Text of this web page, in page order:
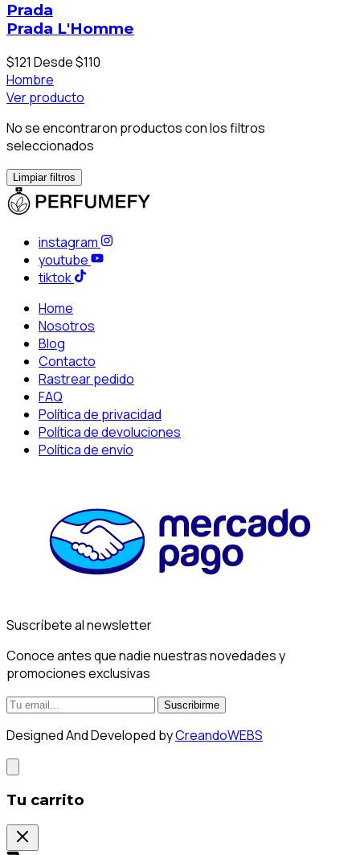
Prada
Prada L'Homme
$121 Desde $110
Hombre
Ver producto
No se encontraron productos con los filtros
seleccionados
Limpiar filtros
instagram
youtube
tiktok
Home
Nosotros
Blog
Contacto
Rastrear pedido
FAQ
Política de privacidad
Política de devoluciones
Política de envío
Suscríbete al newsletter
Conoce antes que nadie nuestras novedades y
promociones exclusivas
Suscribirme
Designed And Developed byCreandoWEBS
Tu carrito